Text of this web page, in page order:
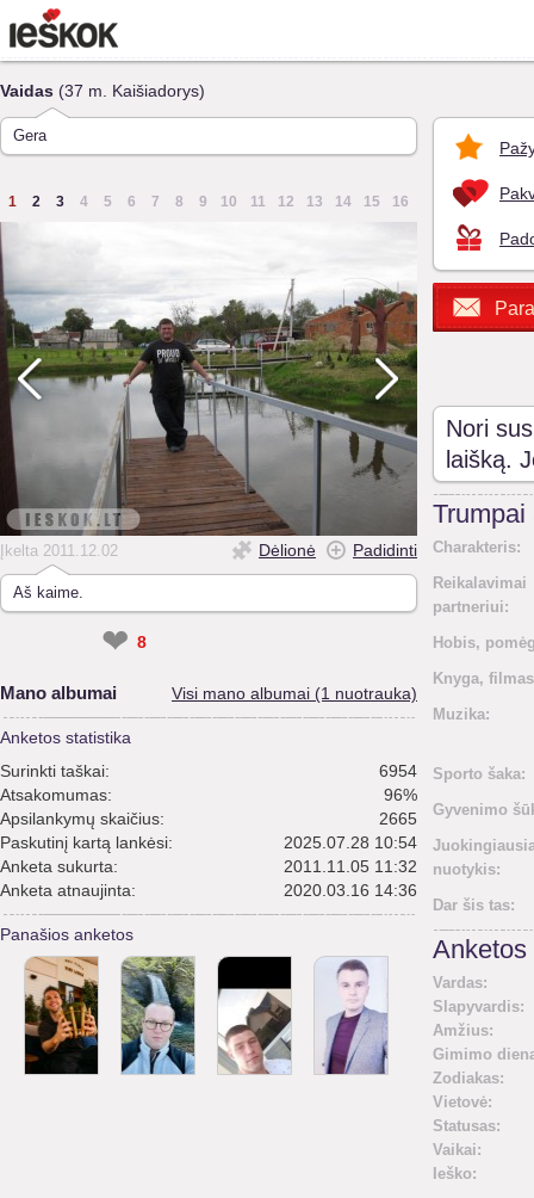
Vaidas (37 m. Kaišiadorys)
Gera
1 2 3 4 5 6 7 8 9 10 11 12 13 14 15 16
Įkelta 2011.12.02 Dėlionė Padidinti
Aš kaime.
❤ 8
Mano albumai Visi mano albumai (1 nuotrauka)
Anketos statistika
Surinkti taškai:
6954
Atsakomumas:
96%
Apsilankymų skaičius:
2665
Paskutinį kartą lankėsi:
2025.07.28 10:54
Anketa sukurta:
2011.11.05 11:32
Anketa atnaujinta:
2020.03.16 14:36
Panašios anketos
Nori
laišką.
Trumpai
Charakteris:
Reikalavimai
partneriui:
Hobis,
Knyga,
Muzika:
Sporto šaka:
Gyvenimo
nuotykis:
Dar šis tas:
Anketos
Vardas:
Slapyvardis:
Amžius:
Gimimo
Zodiakas:
Vietovė:
Statusas:
Vaikai:
Ieško: